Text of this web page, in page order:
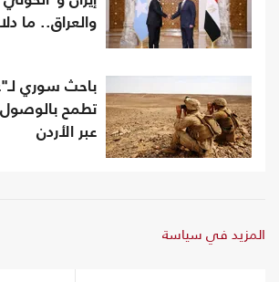
والعراق.. ما
تطمح
عبر الأردن
المزيد في سياسة